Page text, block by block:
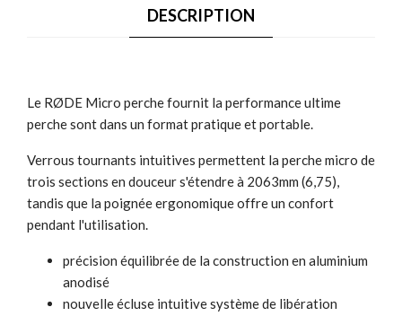
DESCRIPTION
Le RØDE Micro perche fournit la performance ultime
perche sont dans un format pratique et portable.
Verrous tournants intuitives permettent la perche micro de
trois sections en douceur s'étendre à 2063mm (6,75),
tandis que la poignée ergonomique offre un confort
pendant l'utilisation.
précision équilibrée de la construction en aluminium
anodisé
nouvelle écluse intuitive système de libération